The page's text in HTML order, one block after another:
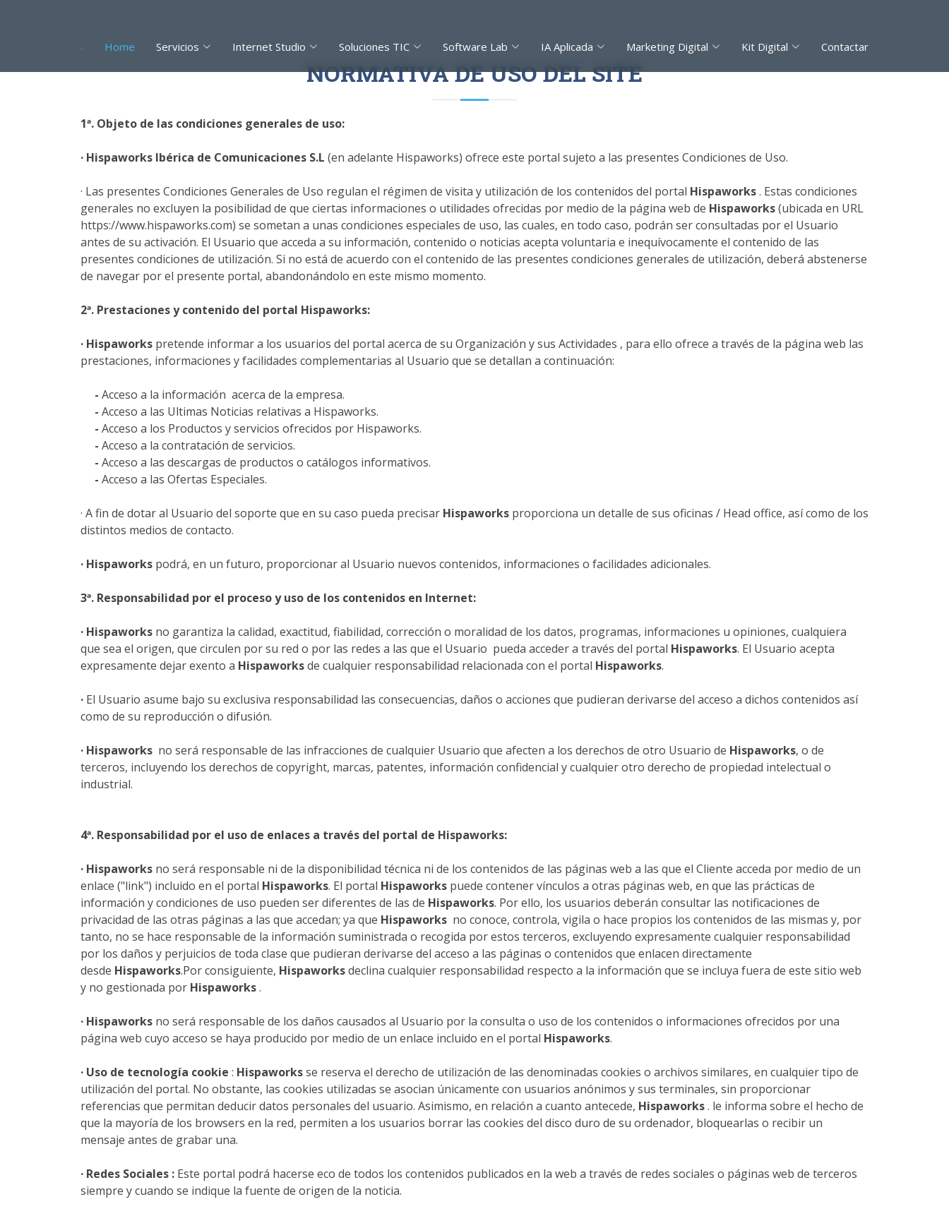
Home Servicios Internet Studio Soluciones TIC Software Lab IA Aplicada Marketing Digital Kit Digital Contactar
NORMATIVA DE USO DEL SITE
1ª. Objeto de las condiciones generales de uso:
· Hispaworks Ibérica de Comunicaciones S.L (en adelante Hispaworks) ofrece este portal sujeto a las presentes Condiciones de Uso.
· Las presentes Condiciones Generales de Uso regulan el régimen de visita y utilización de los contenidos del portal Hispaworks. Estas condiciones
generales no excluyen la posibilidad de que ciertas informaciones o utilidades ofrecidas por medio de la página web de Hispaworks(ubicada en URL
https://www.hispaworks.com) se sometan a unas condiciones especiales de uso, las cuales, en todo caso, podrán ser consultadas por el Usuario
antes de su activación. El Usuario que acceda a su información, contenido o noticias acepta voluntaria e inequívocamente el contenido de las
presentes condiciones de utilización. Si no está de acuerdo con el contenido de las presentes condiciones generales de utilización, deberá abstenerse
de navegar por el presente portal, abandonándolo en este mismo momento.
2ª. Prestaciones y contenido del portal Hispaworks:
· Hispaworks pretende informar a los usuarios del portal acerca de su Organización y sus Actividades , para ello ofrece a través de la página web las
prestaciones, informaciones y facilidades complementarias al Usuario que se detallan a continuación:
- Acceso a la información acerca de la empresa.
- Acceso a las Ultimas Noticias relativas a Hispaworks.
- Acceso a los Productos y servicios ofrecidos por Hispaworks.
- Acceso a la contratación de servicios.
- Acceso a las descargas de productos o catálogos informativos.
- Acceso a las Ofertas Especiales.
· A fin de dotar al Usuario del soporte que en su caso pueda precisar Hispaworks proporciona un detalle de sus oficinas / Head office, así como de los
distintos medios de contacto.
· Hispaworks podrá, en un futuro, proporcionar al Usuario nuevos contenidos, informaciones o facilidades adicionales.
3ª. Responsabilidad por el proceso y uso de los contenidos en Internet:
· Hispaworks no garantiza la calidad, exactitud, fiabilidad, corrección o moralidad de los datos, programas, informaciones u opiniones, cualquiera
que sea el origen, que circulen por su red o por las redes a las que el Usuario pueda acceder a través del portal Hispaworks. El Usuario acepta
expresamente dejar exento a Hispaworksde cualquier responsabilidad relacionada con el portal Hispaworks.
· El Usuario asume bajo su exclusiva responsabilidad las consecuencias, daños o acciones que pudieran derivarse del acceso a dichos contenidos así
como de su reproducción o difusión.
· Hispaworks no será responsable de las infracciones de cualquier Usuario que afecten a los derechos de otro Usuario de Hispaworks, o de
terceros, incluyendo los derechos de copyright, marcas, patentes, información confidencial y cualquier otro derecho de propiedad intelectual o
industrial.
4ª. Responsabilidad por el uso de enlaces a través del portal de Hispaworks:
· Hispaworks no será responsable ni de la disponibilidad técnica ni de los contenidos de las páginas web a las que el Cliente acceda por medio de un
enlace ("link") incluido en el portal Hispaworks. El portal Hispaworks puede contener vínculos a otras páginas web, en que las prácticas de
información y condiciones de uso pueden ser diferentes de las de Hispaworks. Por ello, los usuarios deberán consultar las notificaciones de
privacidad de las otras páginas a las que accedan; ya que Hispaworks no conoce, controla, vigila o hace propios los contenidos de las mismas y, por
tanto, no se hace responsable de la información suministrada o recogida por estos terceros, excluyendo expresamente cualquier responsabilidad
por los daños y perjuicios de toda clase que pudieran derivarse del acceso a las páginas o contenidos que enlacen directamente
desde Hispaworks.Por consiguiente, Hispaworksdeclina cualquier responsabilidad respecto a la información que se incluya fuera de este sitio web
y no gestionada por Hispaworks.
· Hispaworks no será responsable de los daños causados al Usuario por la consulta o uso de los contenidos o informaciones ofrecidos por una
página web cuyo acceso se haya producido por medio de un enlace incluido en el portal Hispaworks.
· Uso de tecnología cookie : Hispaworksse reserva el derecho de utilización de las denominadas cookies o archivos similares, en cualquier tipo de
utilización del portal. No obstante, las cookies utilizadas se asocian únicamente con usuarios anónimos y sus terminales, sin proporcionar
referencias que permitan deducir datos personales del usuario. Asimismo, en relación a cuanto antecede, Hispaworks. le informa sobre el hecho de
que la mayoría de los browsers en la red, permiten a los usuarios borrar las cookies del disco duro de su ordenador, bloquearlas o recibir un
mensaje antes de grabar una.
· Redes Sociales : Este portal podrá hacerse eco de todos los contenidos publicados en la web a través de redes sociales o páginas web de terceros
siempre y cuando se indique la fuente de origen de la noticia.